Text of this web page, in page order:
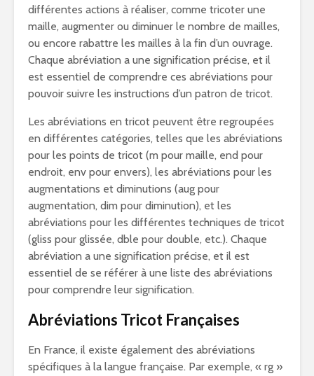
différentes actions à réaliser, comme tricoter une
maille, augmenter ou diminuer le nombre de mailles,
ou encore rabattre les mailles à la fin d’un ouvrage.
Chaque abréviation a une signification précise, et il
est essentiel de comprendre ces abréviations pour
pouvoir suivre les instructions d’un patron de tricot.
Les abréviations en tricot peuvent être regroupées
en différentes catégories, telles que les abréviations
pour les points de tricot (m pour maille, end pour
endroit, env pour envers), les abréviations pour les
augmentations et diminutions (aug pour
augmentation, dim pour diminution), et les
abréviations pour les différentes techniques de tricot
(gliss pour glissée, dble pour double, etc.). Chaque
abréviation a une signification précise, et il est
essentiel de se référer à une liste des abréviations
pour comprendre leur signification.
Abréviations Tricot Françaises
En France, il existe également des abréviations
spécifiques à la langue française. Par exemple, « rg »